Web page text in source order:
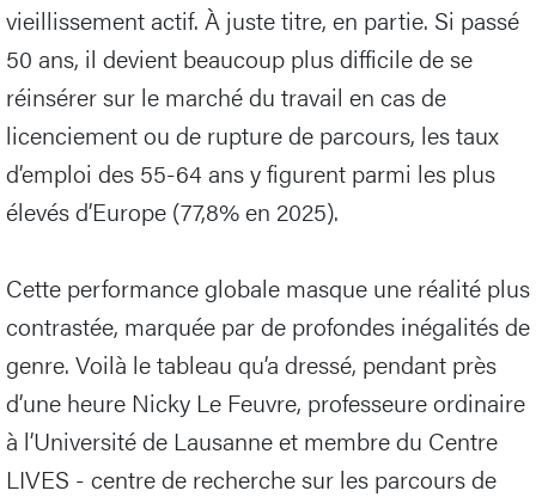
vieillissement actif. À juste titre, en partie. Si passé
50 ans, il devient beaucoup plus difficile de se
réinsérer sur le marché du travail en cas de
licenciement ou de rupture de parcours, les taux
d’emploi des 55-64 ans y figurent parmi les plus
élevés d’Europe (77,8% en 2025).
Cette performance globale masque une réalité plus
contrastée, marquée par de profondes inégalités de
genre. Voilà le tableau qu’a dressé, pendant près
d’une heure Nicky Le Feuvre, professeure ordinaire
à l’Université de Lausanne et membre du Centre
LIVES - centre de recherche sur les parcours de